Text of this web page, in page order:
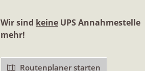
Wir sind keine UPS Annahmestelle
mehr!
Routenplaner starten